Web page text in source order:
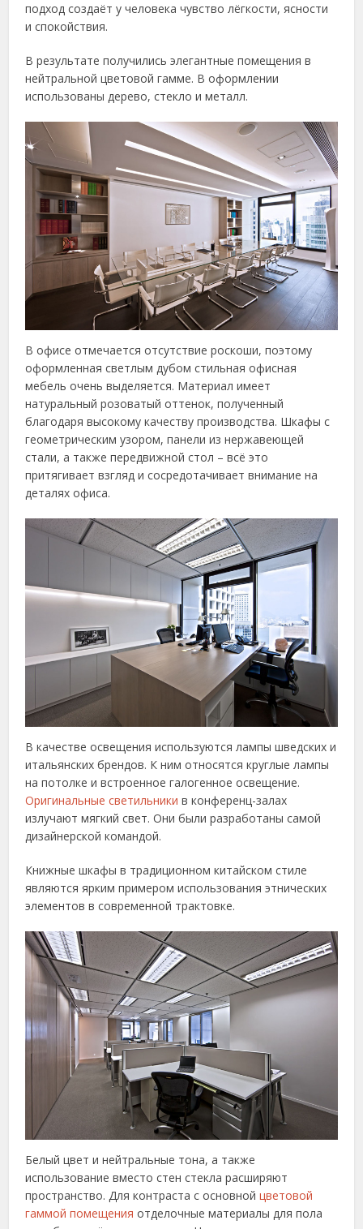
подход создаёт у человека чувство лёгкости, ясности
и спокойствия.
В результате получились элегантные помещения в
нейтральной цветовой гамме. В оформлении
использованы дерево, стекло и металл.
В офисе отмечается отсутствие роскоши, поэтому
оформленная светлым дубом стильная офисная
мебель очень выделяется. Материал имеет
натуральный розоватый оттенок, полученный
благодаря высокому качеству производства. Шкафы с
геометрическим узором, панели из нержавеющей
стали, а также передвижной стол – всё это
притягивает взгляд и сосредотачивает внимание на
деталях офиса.
В качестве освещения используются лампы шведских и
итальянских брендов. К ним относятся круглые лампы
на потолке и встроенное галогенное освещение.
Оригинальные светильники в конференц-залах
излучают мягкий свет. Они были разработаны самой
дизайнерской командой.
Книжные шкафы в традиционном китайском стиле
являются ярким примером использования этнических
элементов в современной трактовке.
Белый цвет и нейтральные тона, а также
использование вместо стен стекла расширяют
пространство. Для контраста с основнойцветовой
гаммой помещения отделочные материалы для пола